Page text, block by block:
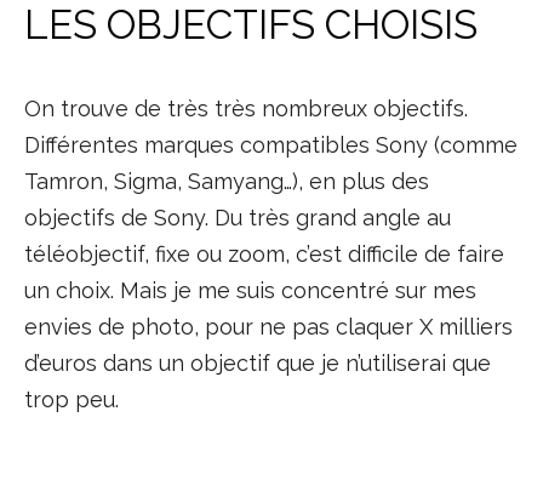
LES OBJECTIFS CHOISIS
On trouve de très très nombreux objectifs.
Différentes marques compatibles Sony (comme
Tamron, Sigma, Samyang…), en plus des
objectifs de Sony. Du très grand angle au
téléobjectif, fixe ou zoom, c’est difficile de faire
un choix. Mais je me suis concentré sur mes
envies de photo, pour ne pas claquer X milliers
d’euros dans un objectif que je n’utiliserai que
trop peu.